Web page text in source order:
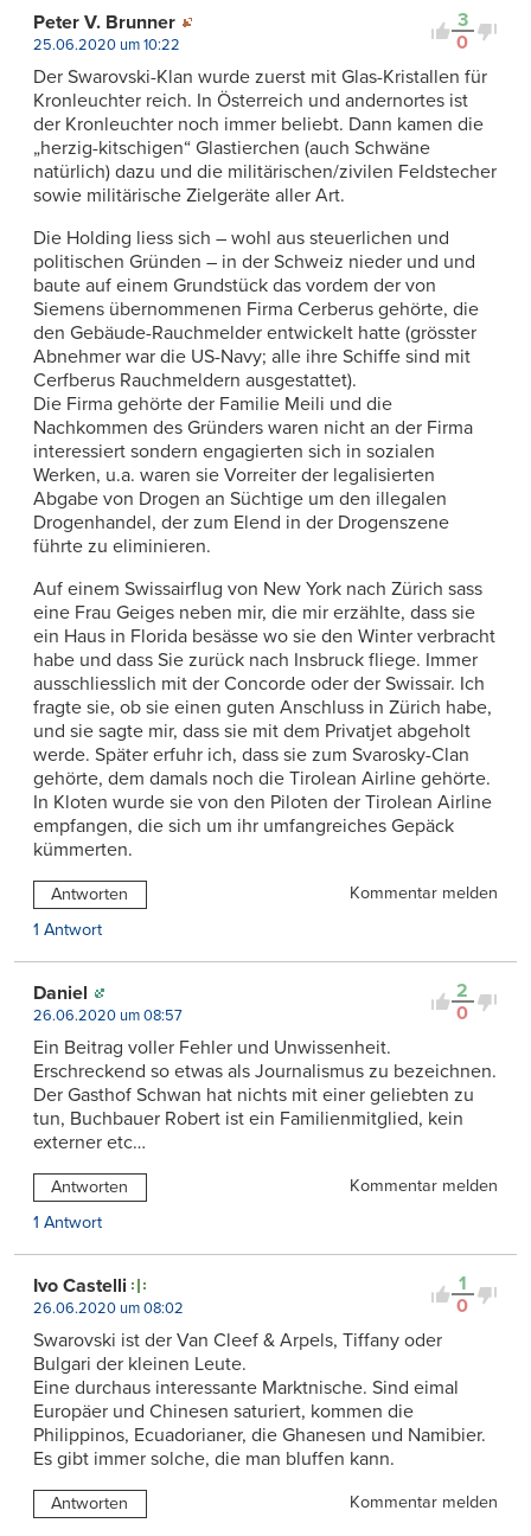
3
0
Peter V. Brunner
25.06.2020 um 10:22
Der Swarovski-Klan wurde zuerst mit Glas-Kristallen für
Kronleuchter reich. In Österreich und andernortes ist
der Kronleuchter noch immer beliebt. Dann kamen die
„herzig-kitschigen“ Glastierchen (auch Schwäne
natürlich) dazu und die militärischen/zivilen Feldstecher
sowie militärische Zielgeräte aller Art.
Die Holding liess sich – wohl aus steuerlichen und
politischen Gründen – in der Schweiz nieder und und
baute auf einem Grundstück das vordem der von
Siemens übernommenen Firma Cerberus gehörte, die
den Gebäude-Rauchmelder entwickelt hatte (grösster
Abnehmer war die US-Navy; alle ihre Schiffe sind mit
Cerfberus Rauchmeldern ausgestattet).
Die Firma gehörte der Familie Meili und die
Nachkommen des Gründers waren nicht an der Firma
interessiert sondern engagierten sich in sozialen
Werken, u.a. waren sie Vorreiter der legalisierten
Abgabe von Drogen an Süchtige um den illegalen
Drogenhandel, der zum Elend in der Drogenszene
führte zu eliminieren.
Auf einem Swissairflug von New York nach Zürich sass
eine Frau Geiges neben mir, die mir erzählte, dass sie
ein Haus in Florida besässe wo sie den Winter verbracht
habe und dass Sie zurück nach Insbruck fliege. Immer
ausschliesslich mit der Concorde oder der Swissair. Ich
fragte sie, ob sie einen guten Anschluss in Zürich habe,
und sie sagte mir, dass sie mit dem Privatjet abgeholt
werde. Später erfuhr ich, dass sie zum Svarosky-Clan
gehörte, dem damals noch die Tirolean Airline gehörte.
In Kloten wurde sie von den Piloten der Tirolean Airline
empfangen, die sich um ihr umfangreiches Gepäck
kümmerten.
Antworten
Kommentar melden
1 Antwort
2
0
Daniel
26.06.2020 um 08:57
Ein Beitrag voller Fehler und Unwissenheit.
Erschreckend so etwas als Journalismus zu bezeichnen.
Der Gasthof Schwan hat nichts mit einer geliebten zu
tun, Buchbauer Robert ist ein Familienmitglied, kein
externer etc…
Antworten
Kommentar melden
1 Antwort
1
0
Ivo Castelli
26.06.2020 um 08:02
Swarovski ist der Van Cleef & Arpels, Tiffany oder
Bulgari der kleinen Leute.
Eine durchaus interessante Marktnische. Sind eimal
Europäer und Chinesen saturiert, kommen die
Philippinos, Ecuadorianer, die Ghanesen und Namibier.
Es gibt immer solche, die man bluffen kann.
Antworten Kommentar melden